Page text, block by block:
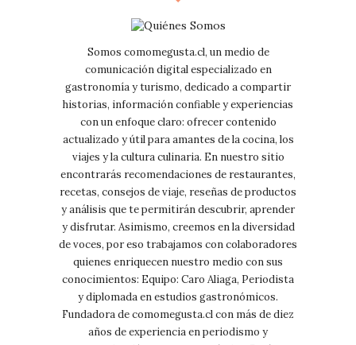
Somos comomegusta.cl, un medio de
comunicación digital especializado en
gastronomía y turismo, dedicado a compartir
historias, información confiable y experiencias
con un enfoque claro: ofrecer contenido
actualizado y útil para amantes de la cocina, los
viajes y la cultura culinaria. En nuestro sitio
encontrarás recomendaciones de restaurantes,
recetas, consejos de viaje, reseñas de productos
y análisis que te permitirán descubrir, aprender
y disfrutar. Asimismo, creemos en la diversidad
de voces, por eso trabajamos con colaboradores
quienes enriquecen nuestro medio con sus
conocimientos: Equipo: Caro Aliaga, Periodista
y diplomada en estudios gastronómicos.
Fundadora de comomegusta.cl con más de diez
años de experiencia en periodismo y